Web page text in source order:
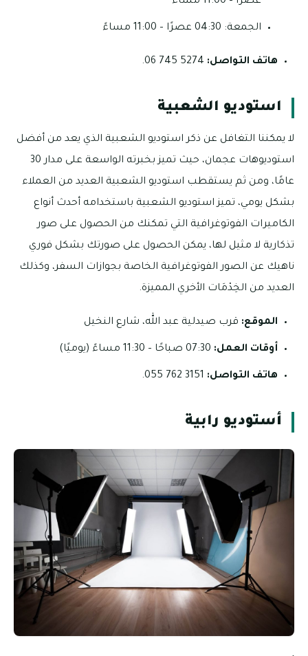
الجمعة: 04:30 عصرًا – 11:00 مساءً
هاتف التواصل:
استوديو الشعبية
لا يمكننا التغافل عن ذكر استوديو الشعبية الذي يعد من أفضل
استوديوهات عجمان، حيث تميز بخبرته الواسعة على مدار 30
عامًا، ومن ثم يستقطب استوديو الشعبية العديد من العملاء
بشكل يومي، تميز استوديو الشعبية باستخدامه أحدث أنواع
الكاميرات الفوتوغرافية التي تمكنك من الحصول على صور
تذكارية لا مثيل لها، يمكن الحصول على صورتك بشكل فوري
ناهيك عن الصور الفوتوغرافية الخاصة بجوازات السفر، وكذلك
العديد من الخِدْمَات الأخري المميزة.
الموقع: قرب صيدلية عبد الله، شارع النخيل
أوقات العمل:
هاتف التواصل:
أستوديو رابية